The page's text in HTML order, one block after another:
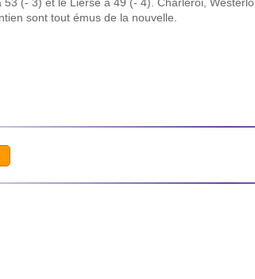
sont tout émus de la nouvelle.